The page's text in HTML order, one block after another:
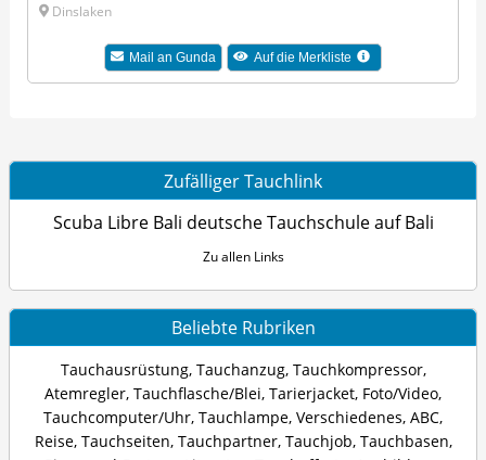
Dinslaken
Mail an Gunda Auf die Merkliste
Zufälliger Tauchlink
Scuba Libre Bali deutsche Tauchschule auf Bali
Zu allen Links
Beliebte Rubriken
Tauchausrüstung, Tauchanzug, Tauchkompressor,
Atemregler, Tauchflasche/Blei, Tarierjacket, Foto/Video,
Tauchcomputer/Uhr, Tauchlampe, Verschiedenes, ABC,
Reise, Tauchseiten, Tauchpartner, Tauchjob, Tauchbasen,